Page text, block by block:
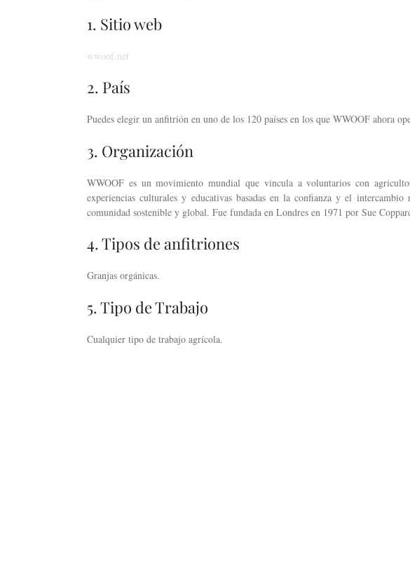
1. Sitio web
wwoof.net
2. País
Puedes elegir un anfitrión en uno de los 120 países en los que WWOOF ahora
3. Organización
WWOOF es un movimiento mundial que vincula a voluntarios con
experiencias culturales y educativas basadas en la confianza y el
comunidad sostenible y global. Fue fundada en Londres en 1971 por Sue
4. Tipos de anfitriones
Granjas orgánicas.
5. Tipo de Trabajo
Cualquier tipo de trabajo agrícola.